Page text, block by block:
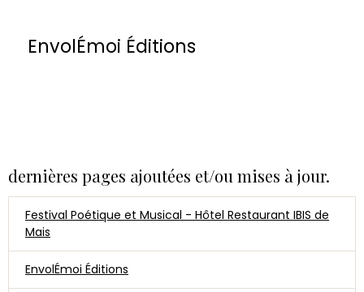
EnvolÉmoi Éditions
dernières pages ajoutées et/ou mises à jour.
Festival Poétique et Musical - Hôtel Restaurant IBIS de
Mais
EnvolÉmoi Éditions